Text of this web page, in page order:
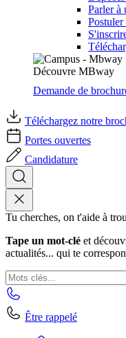
Parler à
Découvre MBway
Demande de
Téléchargez notre
Portes ouvertes
Candidature
Tu cherches, on t'aide à
Tape un mot-clé et
actualités... qui te
Être rappelé